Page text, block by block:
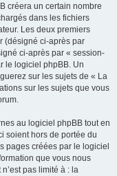
créera un certain nombre
dans les fichiers
Les deux premiers
(désigné ci-après par
ci-après par « session-
le logiciel phpBB. Un
sur les sujets de « La
sur les sujets que vous
au logiciel phpBB tout en
soient hors de portée du
pages créées par le logiciel
que vous nous
pas limité à : la